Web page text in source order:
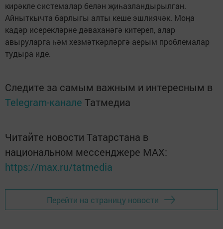
кирәкле системалар белән җиһазландырылган.
Айныткычта барлыгы алты кеше эшлиячәк. Моңа
кадәр исерекләрне дәваханәгә китереп, алар
авыруларга һәм хезмәткәрләргә аерым проблемалар
тудыра иде.
Следите за самым важным и интересным в
Telegram-канале Татмедиа
Читайте новости Татарстана в
национальном мессенджере MАХ:
https://max.ru/tatmedia
Перейти на страницу новости